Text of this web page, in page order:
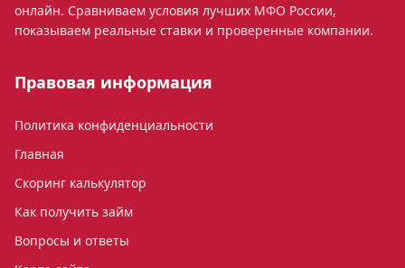
онлайн. Сравниваем условия лучших МФО России,
показываем реальные ставки и проверенные компании.
Правовая информация
Политика конфиденциальности
Главная
Скоринг калькулятор
Как получить займ
Вопросы и ответы